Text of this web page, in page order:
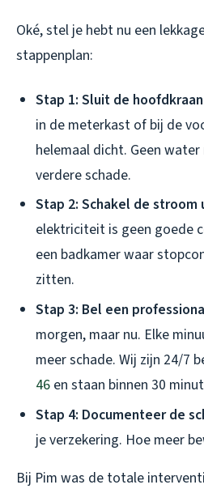
Oké, stel je hebt nu een
stappenplan:
Stap 1: Sluit de
in de meterkast of bij de
helemaal dicht. Geen
verdere schade.
Stap 2: Schakel de stroom
elektriciteit is geen goede
een badkamer waar
zitten.
Stap 3: Bel een
morgen, maar nu. Elke
meer schade. Wij zijn 24/7
46 en staan binnen 30
Stap 4: Documenteer de
je verzekering. Hoe meer
Bij Pim was de totale